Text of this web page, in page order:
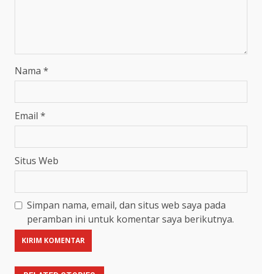
Nama *
Email *
Situs Web
Simpan nama, email, dan situs web saya pada
peramban ini untuk komentar saya berikutnya.